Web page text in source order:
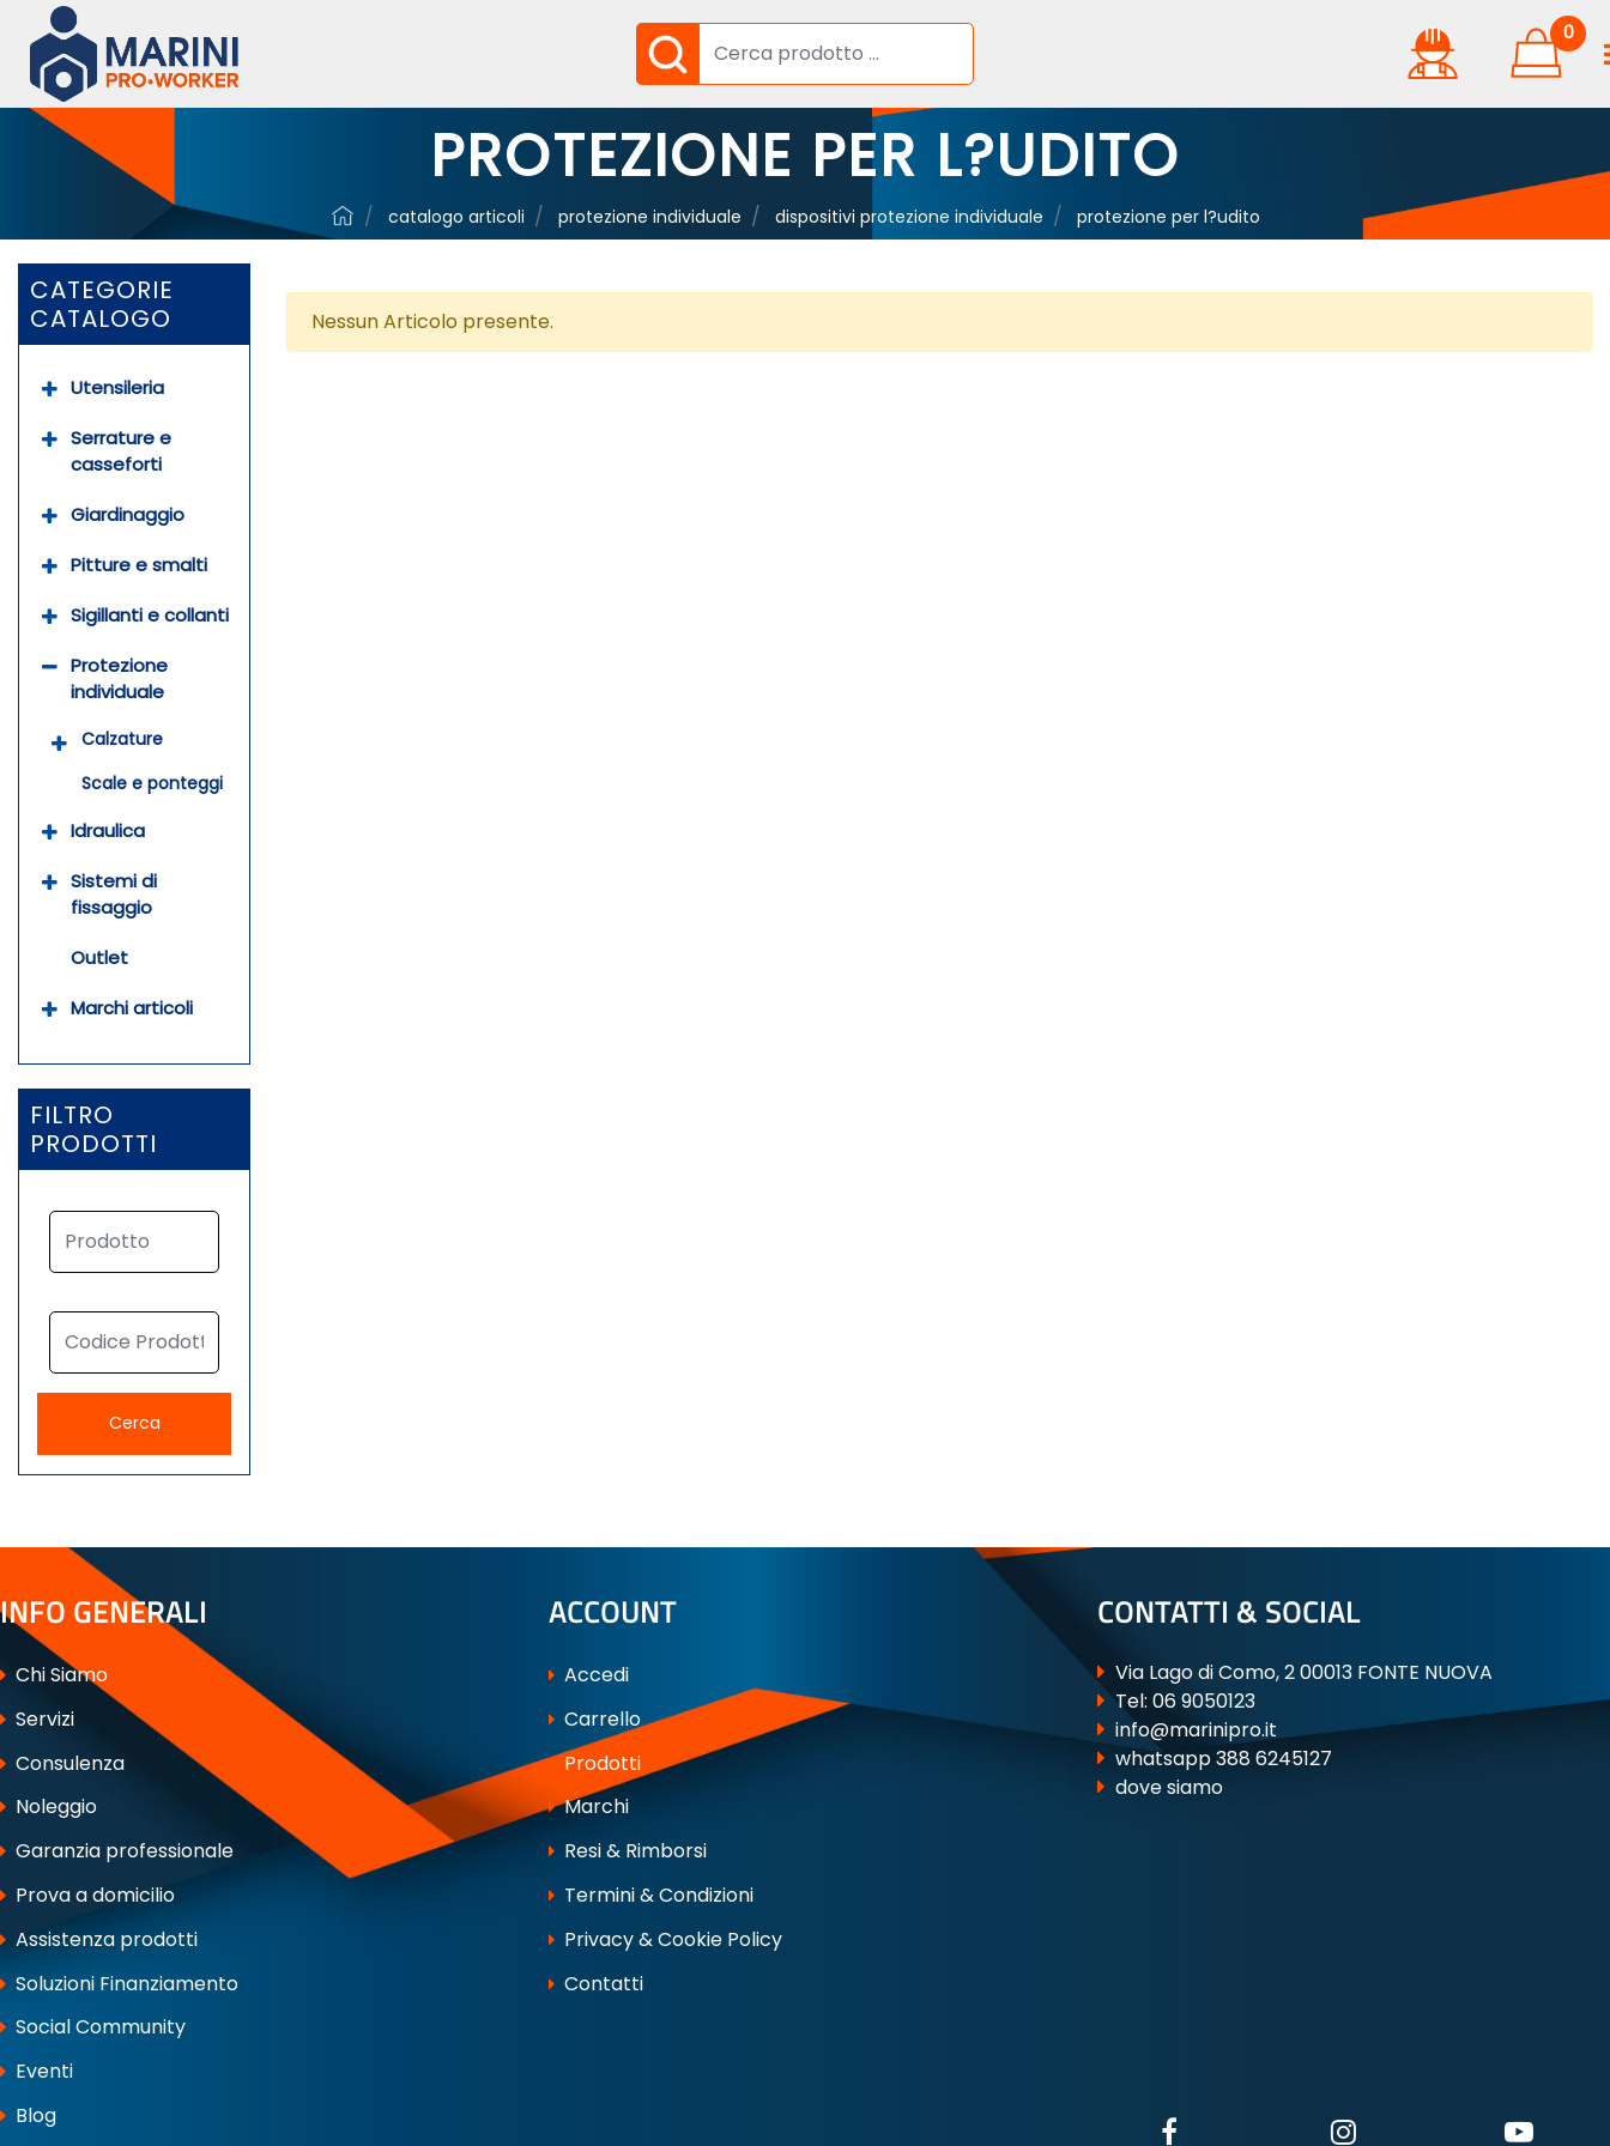
0
PROTEZIONE PER L?UDITO
catalogo articoli protezione individuale dispositivi protezione individuale protezione per l?udito
CATEGORIE
CATALOGO
Utensileria
Serrature e
casseforti
Giardinaggio
Pitture e smalti
Sigillanti e collanti
Protezione
individuale
Calzature
Scale e ponteggi
Idraulica
Sistemi di
fissaggio
Outlet
Marchi articoli
FILTRO
PRODOTTI
Nessun Articolo presente.
INFO GENERALI
Chi Siamo
Servizi
Consulenza
Noleggio
Garanzia professionale
Prova a domicilio
Assistenza prodotti
Soluzioni Finanziamento
Social Community
Eventi
Blog
ACCOUNT
Accedi
Carrello
Prodotti
Marchi
Resi & Rimborsi
Termini & Condizioni
Privacy & Cookie Policy
Contatti
CONTATTI & SOCIAL
Via Lago di Como, 2 00013 FONTE NUOVA
Tel: 06 9050123
info@marinipro.it
whatsapp 388 6245127
dove siamo